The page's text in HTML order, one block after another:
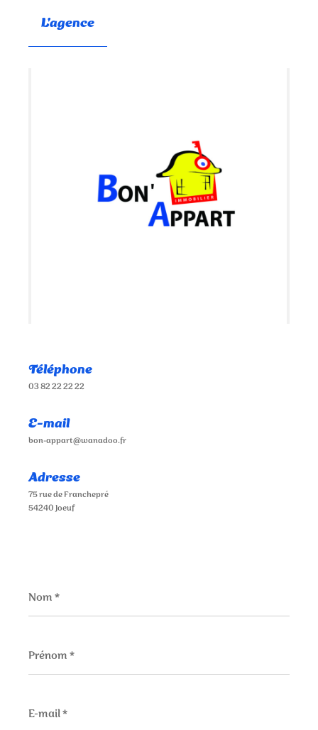
L'agence
Téléphone
03 82 22 22 22
E-mail
bon-appart@wanadoo.fr
Adresse
75 rue de Franchepré
54240 Joeuf
*
*
mail